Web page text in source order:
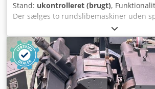
Stand: ukontrolleret (brugt),
Der sælges to rundslibemaskiner uden
Producent: NOMOCO, type: M100 E
År: 1977 Maks. slibediameter: 100 mm
180 mm Slibeskiver: Ø 400 mm Maks.
180 mm Vægt: 3.200 kg ----- Producent:
M100 Maskinnummer: 2338 År: 1974
magasin til flere emner, og tilførslen